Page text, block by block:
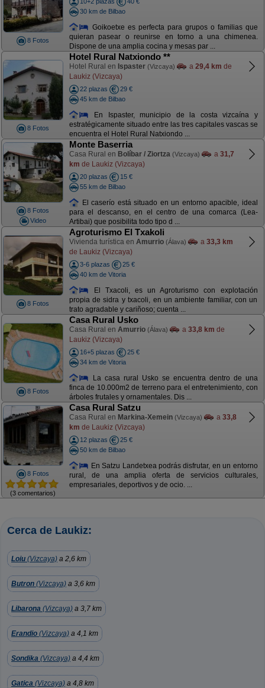
8 Fotos
30 km de Bilbao
Goikoetxe es perfecta para grupos o familias que
quieran pasear o reunirse en torno a una chimenea.
Dispone de una amplia cocina y mesas par ...
8 Fotos
Hotel Rural Natxiondo **
Hotel Rural en Ispaster (Vizcaya) a 29,4 km de
Laukiz (Vizcaya)
22 plazas
29 €
45 km de Bilbao
En Ispaster, municipio de la costa vizcaína y
estratégicamente situado entre las tres capitales vascas se
encuentra el Hotel Rural Natxiondo ...
8 Fotos
Video
Monte Baserria
Casa Rural en Bolíbar / Ziortza (Vizcaya) a 31,7
km de Laukiz (Vizcaya)
20 plazas
15 €
55 km de Bilbao
El caserío está situado en un entorno apacible, ideal
para el descanso, en el centro de una comarca (Lea-
Artibai) que posibilita todo tipo d ...
8 Fotos
Agroturismo El Txakoli
Vivienda turística en Amurrio (Álava) a 33,3 km
de Laukiz (Vizcaya)
3-6 plazas
25 €
40 km de Vitoria
El Txacoli, es un Agroturismo con explotación
propia de sidra y txacoli, en un ambiente familiar, con un
trato agradable y cariñoso; cuenta ...
8 Fotos
Casa Rural Usko
Casa Rural en Amurrio (Álava) a 33,8 km de
Laukiz (Vizcaya)
16+5 plazas
25 €
34 km de Vitoria
La casa rural Usko se encuentra dentro de una
finca de 10.000m2 de terreno para el entretenimiento, con
árboles frutales y ornamentales. Dis ...
8 Fotos
(3 comentarios)
Casa Rural Satzu
Casa Rural en Markina-Xemein (Vizcaya) a 33,8
km de Laukiz (Vizcaya)
12 plazas
25 €
50 km de Bilbao
En Satzu Landetxea podrás disfrutar, en un entorno
rural, de una amplia oferta de servicios culturales,
empresariales, deportivos y de ocio. ...
Cerca de Laukiz:
Loiu (Vizcaya) a 2,6 km
Butron (Vizcaya) a 3,6 km
Libarona (Vizcaya) a 3,7 km
Erandio (Vizcaya) a 4,1 km
Sondika (Vizcaya) a 4,4 km
Gatica (Vizcaya) a 4,8 km